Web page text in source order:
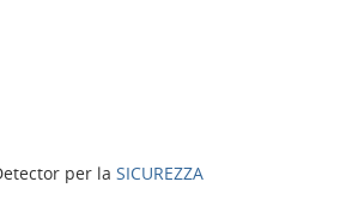
per la SICUREZZA